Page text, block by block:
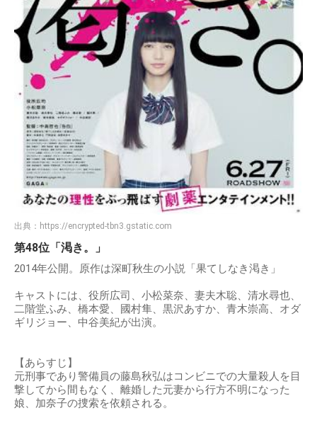
出典： https://encrypted-tbn3.gstatic.com
第48位「渇き。」
2014年公開。原作は深町秋生の小説「果てしなき渇き」
キャストには、役所広司、小松菜奈、妻夫木聡、清水尋也、
二階堂ふみ、橋本愛、國村隼、黒沢あすか、青木崇高、オダ
ギリジョー、中谷美紀が出演。
【あらすじ】
元刑事であり警備員の藤島秋弘はコンビニでの大量殺人を目
撃してから間もなく、離婚した元妻から行方不明になった
娘、加奈子の捜索を依頼される。